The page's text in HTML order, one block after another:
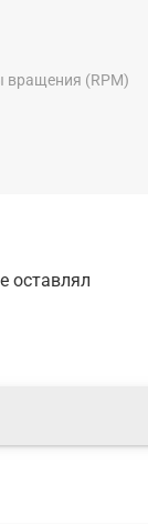
(RPM)
оставлял